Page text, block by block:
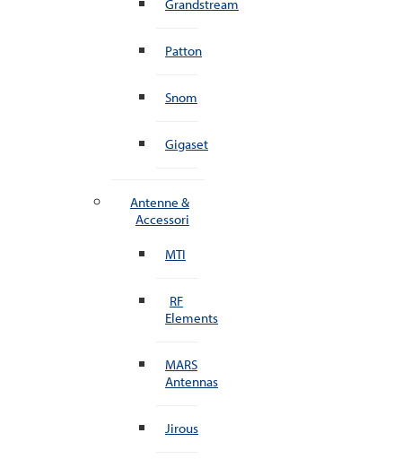
Grandstream
Patton
Snom
Gigaset
Antenne &
Accessori
MTI
RF
Elements
MARS
Antennas
Jirous